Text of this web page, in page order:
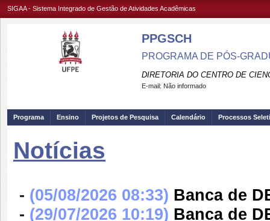
SIGAA - Sistema Integrado de Gestão de Atividades Acadêmicas
PPGSCH
PROGRAMA DE PÓS-
DIRETORIA DO CENTRO DE
E-mail: Não informado
Programa Ensino Projetos de Pesquisa Calendário Processos
Notícias
- (05/08/2026 08:33) Banca de
- (29/07/2026 10:19) Banca de